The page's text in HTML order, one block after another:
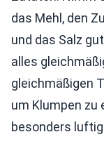
das Mehl, den
und das Salz
alles
gleichmäßigen
um Klumpen zu
besonders